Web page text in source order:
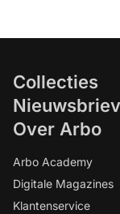
Collecties
Over Arbo
Arbo Academy
Digitale Magazines
Klantenservice